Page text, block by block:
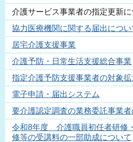
介護サービス事業者の指定更新に
協力医療機関に関する届出につい
居宅介護支援事業
介護予防・日常生活支援総合事業
指定介護予防支援事業者の対象拡
電子申請・届出システム
要介護認定調査の業務委託事業
令和8年度 介護職員初任者研修
修等の受講料の一部助成について